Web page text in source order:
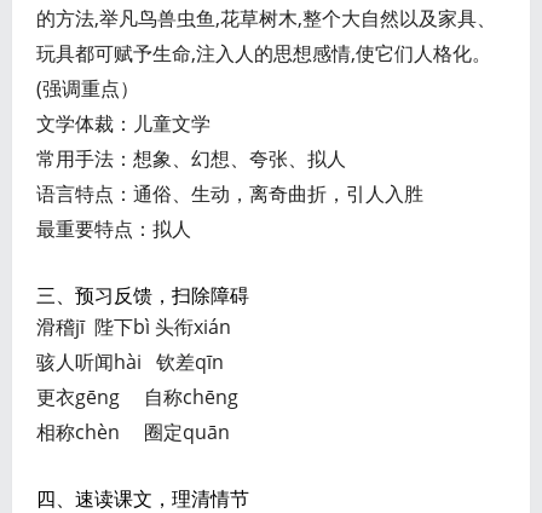
的方法,举凡鸟兽虫鱼,花草树木,整个大自然以及家具、
玩具都可赋予生命,注入人的思想感情,使它们人格化。
(强调重点）
文学体裁：儿童文学
常用手法：想象、幻想、夸张、拟人
语言特点：通俗、生动，离奇曲折，引人入胜
最重要特点：拟人
三、预习反馈，扫除障碍
滑稽jī 陛下bì 头衔xián
骇人听闻hài 钦差qīn
更衣gēng 自称chēng
相称chèn 圈定quān
四、速读课文，理清情节